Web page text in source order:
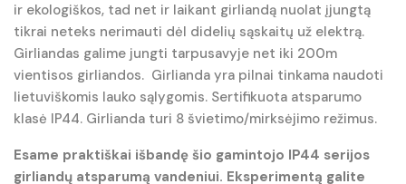
ir ekologiškos, tad net ir laikant girliandą nuolat įjungtą
tikrai neteks nerimauti dėl didelių sąskaitų už elektrą.
Girliandas galime jungti tarpusavyje net iki 200m
vientisos girliandos. Girlianda yra pilnai tinkama naudoti
lietuviškomis lauko sąlygomis. Sertifikuota atsparumo
klasė IP44. Girlianda turi 8 švietimo/mirksėjimo režimus.
Esame praktiškai išbandę šio gamintojo IP44 serijos
girliandų atsparumą vandeniui. Eksperimentą galite